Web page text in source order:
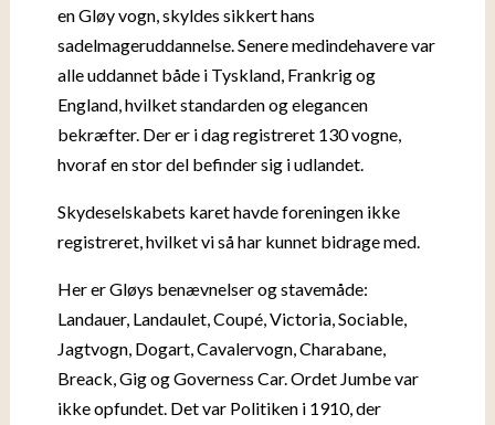
en Gløy vogn, skyldes sikkert hans
sadelmageruddannelse. Senere medindehavere var
alle uddannet både i Tyskland, Frankrig og
England, hvilket standarden og elegancen
bekræfter. Der er i dag registreret 130 vogne,
hvoraf en stor del befinder sig i udlandet.
Skydeselskabets karet havde foreningen ikke
registreret, hvilket vi så har kunnet bidrage med.
Her er Gløys benævnelser og stavemåde:
Landauer, Landaulet, Coupé, Victoria, Sociable,
Jagtvogn, Dogart, Cavalervogn, Charabane,
Breack, Gig og Governess Car. Ordet Jumbe var
ikke opfundet. Det var Politiken i 1910, der